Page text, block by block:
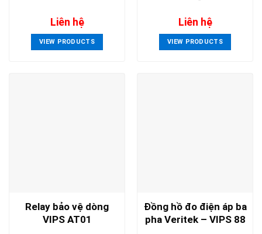
Liên hệ
VIEW PRODUCTS
Liên hệ
VIEW PRODUCTS
Relay bảo vệ dòng
VIPS AT01
Đồng hồ đo điện áp ba
pha Veritek – VIPS 88